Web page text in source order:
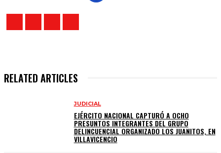
RELATED ARTICLES
JUDICIAL
EJÉRCITO NACIONAL CAPTURÓ A OCHO
PRESUNTOS INTEGRANTES DEL GRUPO
DELINCUENCIAL ORGANIZADO LOS JUANITOS, EN
VILLAVICENCIO